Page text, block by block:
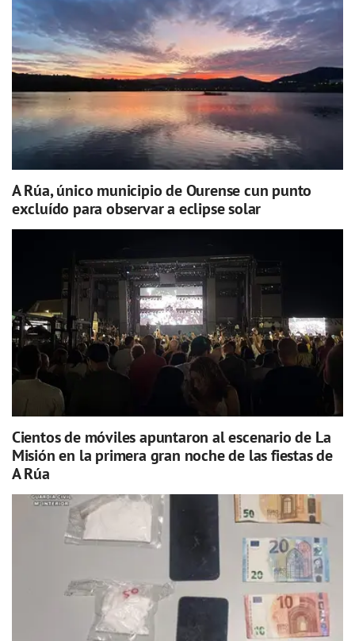
A Rúa, único municipio de Ourense cun punto
excluído para observar a eclipse solar
Cientos de móviles apuntaron al escenario de La
Misión en la primera gran noche de las fiestas de
A Rúa